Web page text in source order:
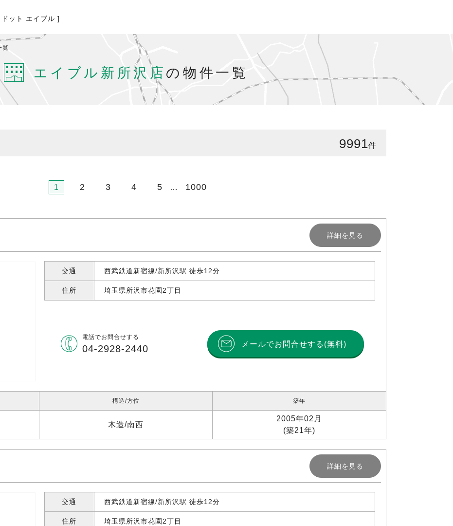
ット エイブル ]
覧
エイブル新所沢店 の物件一覧
9991件
1 2 3 4 5 … 1000
詳細を見る
交通 西武鉄道新宿線/新所沢駅 徒歩12分
住所 埼玉県所沢市花園 2丁目
電話でお問合せする
04-2928-2440 メールでお問合せする(無料)
構造 方位
木造 南西
築年
2005年02月
(築21年)
詳細を見る
交通 西武鉄道新宿線/新所沢駅 徒歩12分
住所 埼玉県所沢市花園 2丁目